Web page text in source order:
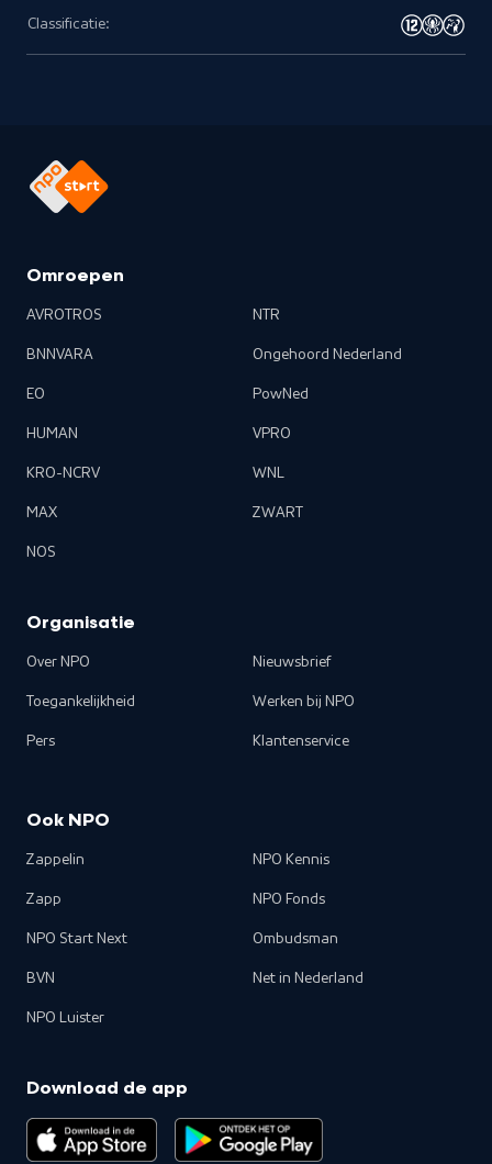
Classificatie:
Omroepen
AVROTROS
BNNVARA
EO
HUMAN
KRO-NCRV
MAX
NOS
NTR
Ongehoord Nederland
PowNed
VPRO
WNL
ZWART
Organisatie
Over NPO
Toegankelijkheid
Pers
Nieuwsbrief
Werken bij NPO
Klantenservice
Ook NPO
Zappelin
Zapp
NPO Start Next
BVN
NPO Luister
NPO Kennis
NPO Fonds
Ombudsman
Net in Nederland
Download de app